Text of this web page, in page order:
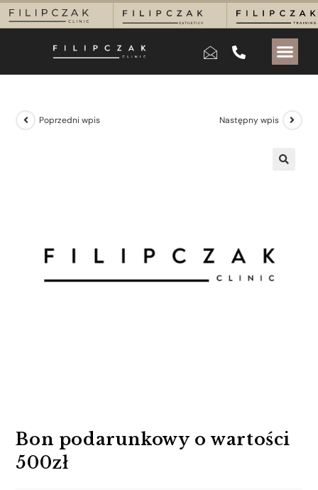
Poprzedni wpis Następny wpis
Bon podarunkowy o wartości
500zł